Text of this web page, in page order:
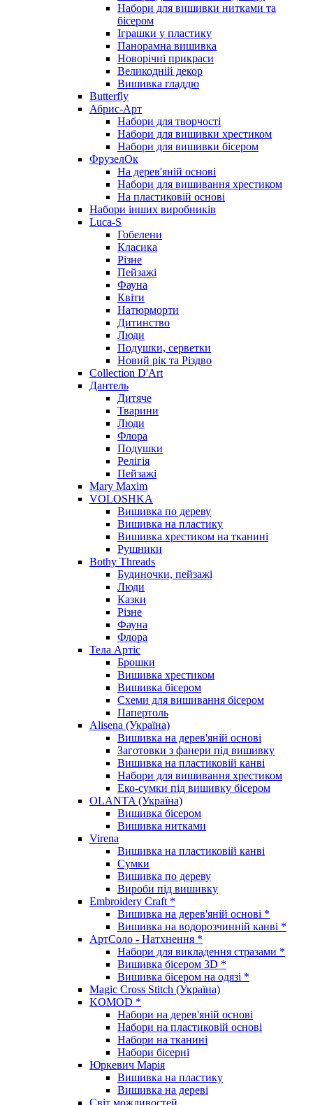
Набори для вишивки нитками та
бісером
Іграшки у пластику
Панорамна вишивка
Новорічні прикраси
Великодній декор
Вишивка гладдю
Butterfly
Абрис-Арт
Набори для творчості
Набори для вишивки хрестиком
Набори для вишивки бісером
ФрузелОк
На дерев'яній основі
Набори для вишивання хрестиком
На пластиковій основі
Набори інших виробників
Luca-S
Гобелени
Класика
Різне
Пейзажі
Фауна
Квіти
Натюрморти
Дитинство
Люди
Подушки, серветки
Новий рік та Різдво
Collection D'Art
Дантель
Дитяче
Тварини
Люди
Флора
Подушки
Релігія
Пейзажі
Mary Maxim
VOLOSHKA
Вишивка по дереву
Вишивка на пластику
Вишивка хрестиком на тканині
Рушники
Bothy Threads
Будиночки, пейзажі
Люди
Казки
Різне
Фауна
Флора
Тела Артіс
Брошки
Вишивка хрестиком
Вишивка бісером
Схеми для вишивання бісером
Папертоль
Alisena (Україна)
Вишивка на дерев'яній основі
Заготовки з фанери під вишивку
Вишивка на пластиковій канві
Набори для вишивання хрестиком
Еко-сумки під вишивку бісером
OLANTA (Україна)
Вишивка бісером
Вишивка нитками
Virena
Вишивка на пластиковій канві
Сумки
Вишивка по дереву
Вироби під вишивку
Embroidery Craft *
Вишивка на дерев'яній основі *
Вишивка на водорозчинній канві *
АртСоло - Натхнення *
Набори для викладення стразами *
Вишивка бісером 3D *
Вишивка бісером на одязі *
Magic Cross Stitch (Україна)
KOMOD *
Набори на дерев'яній основі
Набори на пластиковій основі
Набори на тканині
Набори бісерні
Юркевич Марія
Вишивка на пластику
Вишивка на дереві
Світ можливостей